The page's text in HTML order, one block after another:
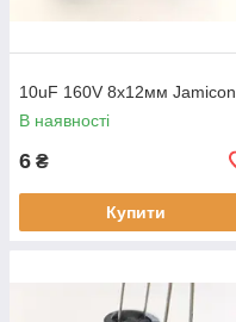
10uF 160V 8х12мм Jamicon
В наявності
6 ₴
Купити